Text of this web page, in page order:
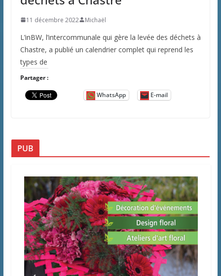
11 décembre 2022 Michaël
L’inBW, l’intercommunale qui gère la levée des déchets à
Chastre, a publié un calendrier complet qui reprend les
types de
Partager :
WhatsApp E-mail
PUB